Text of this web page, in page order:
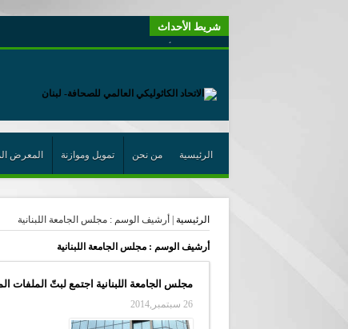
شريط الأحداث
“لبنانيون من أجل الكيان” (اتحاد اورا) : طرح رئيس
يتبع في معنى الأعجوبة
ترشيح أسعد جوان لجائزة نوبل يعزّز تثبيت
رئيسة أوسيب لبنان تلتقي غبطة البطريرك وتطلع على
الراعي: القديس شربل هو الزرع الجيد الذي أثمر في
الأعجوبة في المسيحيّة: معنًى وحدًّا
من يختصر الله يجعل الدين خطرًا
الرئيسية من نحن تمويل وموازنة المعرض
الرئيسية أرشيف الوسم : مجلس الجامعة اللبنانية
أرشيف الوسم :مجلس الجامعة اللبنانية
مجلس الجامعة اللبنانية اجتمع لبتّ الملفات
26 سبتمبر,2014